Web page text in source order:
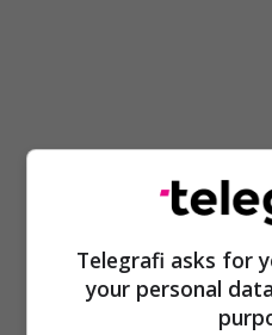
Telegrafi asks for
your personal